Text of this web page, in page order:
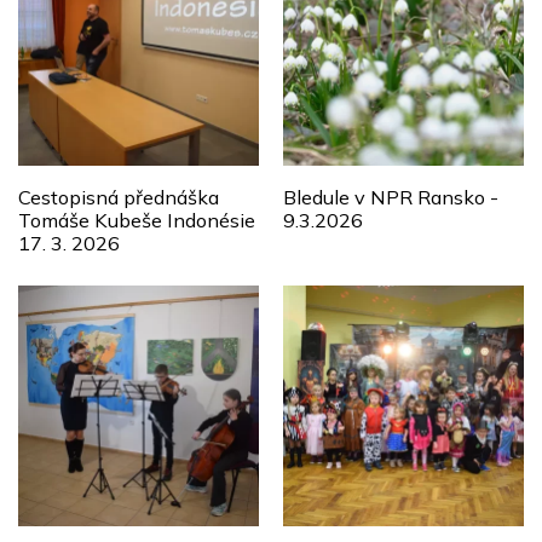
Cestopisná přednáška
Tomáše Kubeše Indonésie
17. 3. 2026
Bledule v NPR Ransko -
9.3.2026